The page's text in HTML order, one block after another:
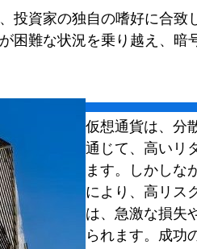
投資家の独自の嗜好に合
困難な状況を乗り越え、
仮想通貨は、分
通じて、高いリ
ます。しかしな
により、高リス
は、急激な損失
られます。成功